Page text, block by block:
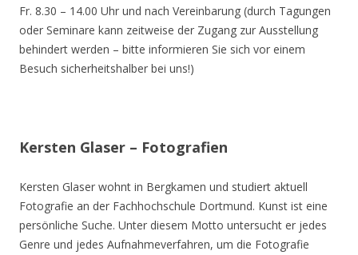
Fr. 8.30 – 14.00 Uhr und nach Vereinbarung (durch Tagungen
oder Seminare kann zeitweise der Zugang zur Ausstellung
behindert werden – bitte informieren Sie sich vor einem
Besuch sicherheitshalber bei uns!)
Kersten Glaser – Fotografien
Kersten Glaser wohnt in Bergkamen und studiert aktuell
Fotografie an der Fachhochschule Dortmund. Kunst ist eine
persönliche Suche. Unter diesem Motto untersucht er jedes
Genre und jedes Aufnahmeverfahren, um die Fotografie